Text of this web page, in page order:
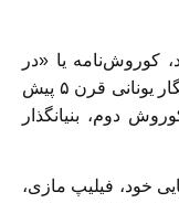
کوروش‌نامه یا «در
باب پرورش کوروش» اثر گزنفون، تاریخ‌نگار یونانی قرن ۵ پیش‌
دوم، بنیانگذار
خود، فیلیپ مازی،